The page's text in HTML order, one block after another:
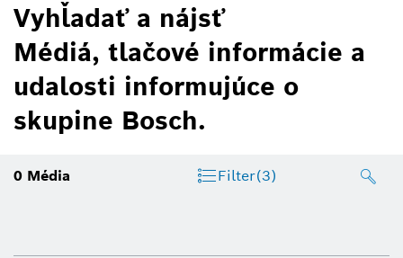
Vyhľadať a nájsť
Médiá, tlačové informácie a
udalosti informujúce o
skupine Bosch.
0 Média Filter(3)